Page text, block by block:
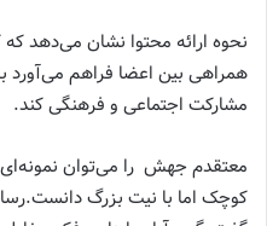
نحوه ارائه محتوا نشان می‌دهد
همراهی بین اعضا فراهم
مشارکت اجتماعی و فرهنگی کند.
معتقدم جهش را می‌توان نمونه‌ای
کوچک اما با نیت بزرگ